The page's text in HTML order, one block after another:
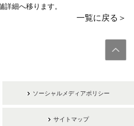
細へ移ります。
一覧に戻る＞
ソーシャルメディアポリシー
サイトマップ